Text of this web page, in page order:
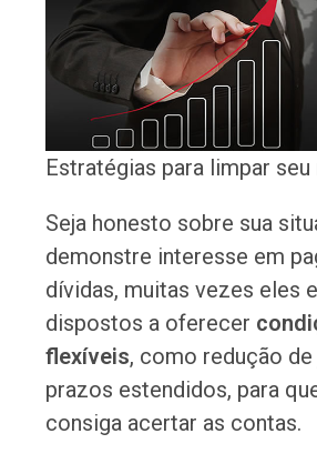
Estratégias para limpar seu
Seja honesto sobre sua
demonstre interesse em
dívidas, muitas vezes eles
dispostos a oferecer
flexíveis, como redução
prazos estendidos, para
consiga acertar as contas.